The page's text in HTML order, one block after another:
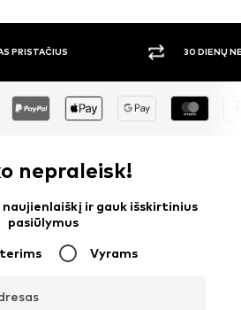
PRISTAČIUS 30 DIENŲ
nepraleisk!
ir gauk išskirtinius
pasiūlymus
Vyrams